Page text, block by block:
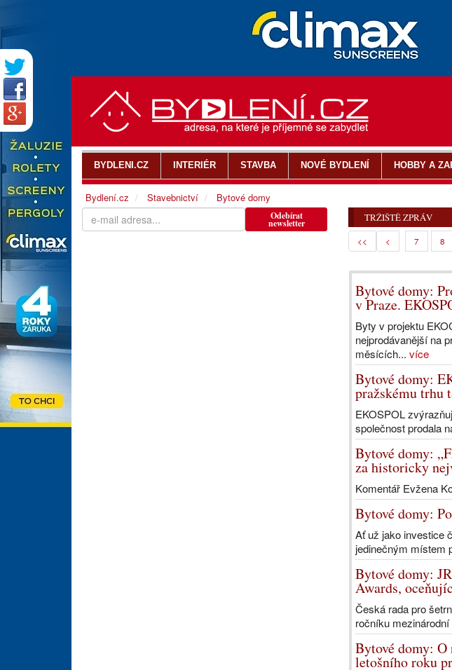
TRŽIŠTĚ ZPRÁV
<< < 7 8
Bytové domy:
v Praze.
Byty v projektu
nejprodávanější na
měsících... více
Bytové domy:
pražskému trhu
EKOSPOL
společnost prodala
Bytové domy:
za historicky
Komentář Evžena
Bytové domy:
Ať už jako investice
jedinečným místem
Bytové domy:
Awards,
Česká rada pro
ročníku
Bytové domy:
letošního roku
Odebírat
newsletter
BYDLENI.CZ INTERIÉR STAVBA NOVÉ BYDLENÍ HOBBY A
Bydlení.cz Stavebnictví Bytové domy